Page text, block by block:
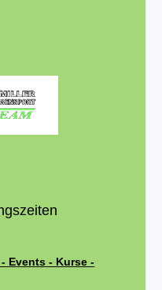
Events - Kurse -